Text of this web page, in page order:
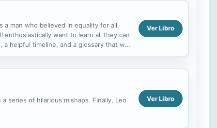
man who believed in equality for all.
enthusiastically want to learn all they can
a helpful timeline, and a glossary that will
Ver Libro
series of hilarious mishaps. Finally, Leo Ver Libro